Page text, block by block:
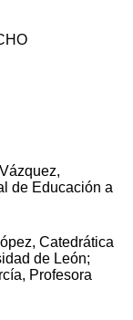
de Educación a
Catedrática
de León;
Profesora